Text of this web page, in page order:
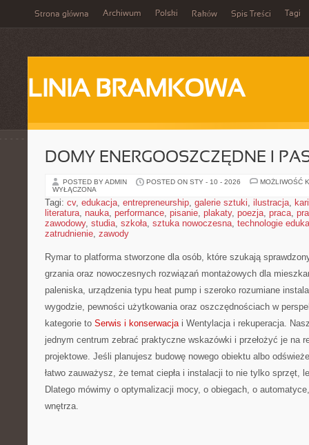
Strona główna Archiwum Polski Raków Spis Treści Tagi
LINIA BRAMKOWA
DOMY ENERGOOSZCZĘDNE I
POSTED BY ADMIN POSTED ON STY - 10 - 2026
MOŻLIWOŚĆ
WYŁĄCZONA
Tagi: cv, edukacja, entrepreneurship, galerie sztuki, ilustracja,
literatura, nauka, performance, pisanie, plakaty, poezja, praca,
zawodowy, studia, szkoła, sztuka nowoczesna, technologie
zatrudnienie, zawody
Rymar to platforma stworzone dla osób, które szukają
grzania oraz nowoczesnych rozwiązań montażowych dla
paleniska, urządzenia typu heat pump i szeroko rozumiane
wygodzie, pewności użytkowania oraz oszczędnościach w
kategorie to Serwis i konserwacjai Wentylacja i rekuperacja.
jednym centrum zebrać praktyczne wskazówki i przełożyć je na
projektowe. Jeśli planujesz budowę nowego obiektu albo
łatwo zauważysz, że temat ciepła i instalacji to nie tylko sprzęt,
Dlatego mówimy o optymalizacji mocy, o obiegach, o
wnętrza.